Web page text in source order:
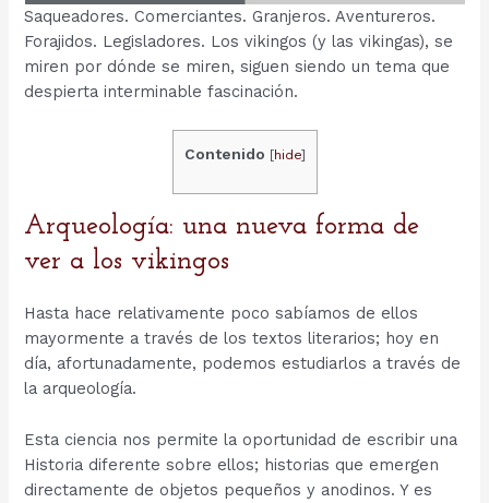
Saqueadores. Comerciantes. Granjeros. Aventureros.
Forajidos. Legisladores. Los vikingos (y las vikingas), se
miren por dónde se miren, siguen siendo un tema que
despierta interminable fascinación.
Contenido [hide]
Arqueología: una nueva forma de
ver a los vikingos
Hasta hace relativamente poco sabíamos de ellos
mayormente a través de los textos literarios; hoy en
día, afortunadamente, podemos estudiarlos a través de
la arqueología.
Esta ciencia nos permite la oportunidad de escribir una
Historia diferente sobre ellos; historias que emergen
directamente de objetos pequeños y anodinos. Y es